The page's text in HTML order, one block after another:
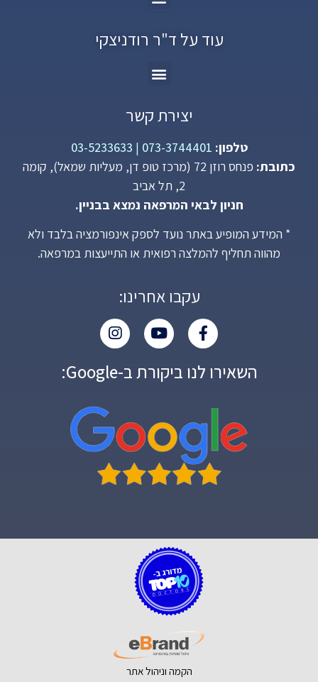
עוד על ד"ר רודניצקי
יצירת קשר
טלפון: 073-3744401
|
03-5233633
כתובת:
פנחס רוזן 72 (מרכז טופ דן, מעליות שמאל), קומה
2, תל אביב
חניון לבאי המרפאה נמצא בבניין.
* המידע המופיע באתר נועד לספק אינפורמציה בלבד ולא
מהווה תחליף להמלצה רפואית או התייעצות במרפאה.
עקבו אחרינו:
השאירו לנו ביקורת ב-Google:
הקמה וניהול אתר